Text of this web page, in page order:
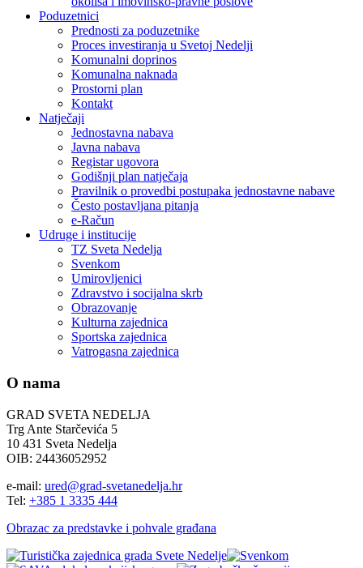
Poduzetnici
Prednosti za poduzetnike
Proces investiranja u Svetoj Nedelji
Komunalni doprinos
Komunalna naknada
Prostorni plan
Kontakt
Natječaji
Jednostavna nabava
Javna nabava
Registar ugovora
Godišnji plan natječaja
Pravilnik o provedbi postupaka jednostavne nabave
Često postavljana pitanja
e-Račun
Udruge i institucije
TZ Sveta Nedelja
Svenkom
Umirovljenici
Zdravstvo i socijalna skrb
Obrazovanje
Kulturna zajednica
Sportska zajednica
Vatrogasna zajednica
O nama
GRAD SVETA NEDELJA
Trg Ante Starčevića 5
10 431 Sveta Nedelja
OIB: 24436052952
e-mail: ured@grad-svetanedelja.hr
Tel: +385 1 3335 444
Obrazac za predstavke i pohvale građana